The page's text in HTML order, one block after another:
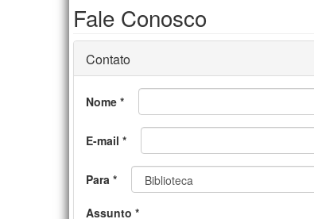
Fale Conosco
Contato
Nome *
E-mail *
Para *
Assunto *